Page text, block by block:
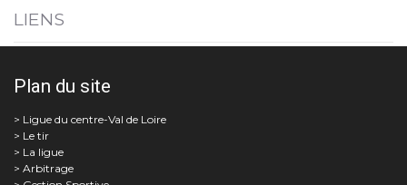
LIENS
Plan du site
Le tir
La ligue
Arbitrage